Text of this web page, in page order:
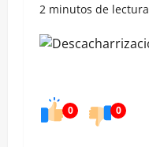
2 minutos de lectura
0 0